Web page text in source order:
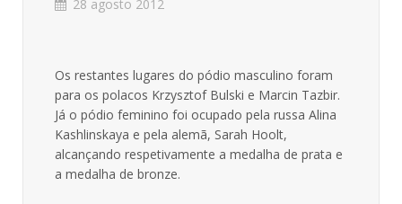
28 agosto 2012
Os restantes lugares do pódio masculino foram
para os polacos Krzysztof Bulski e Marcin Tazbir.
Já o pódio feminino foi ocupado pela russa Alina
Kashlinskaya e pela alemã, Sarah Hoolt,
alcançando respetivamente a medalha de prata e
a medalha de bronze.